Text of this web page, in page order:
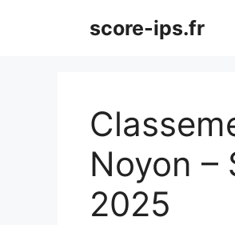
score-ips.fr
Noyon –
2025